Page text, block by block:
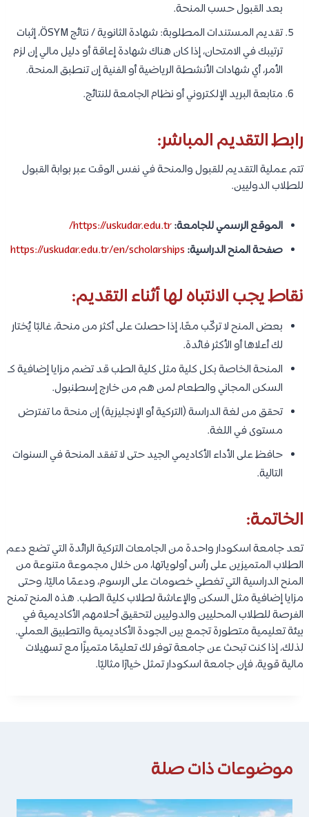
بعد القبول حسب المنحة.
تقديم المستندات المطلوبة: شهادة الثانوية / نتائج ÖSYM، إثبات
ترتيبك في الامتحان، إذا كان هناك شهادة إعاقة أو دليل مالي إن لزم
الأمر، أي شهادات الأنشطة الرياضية أو الفنية إن تنطبق المنحة.
متابعة البريد الإلكتروني أو نظام الجامعة للنتائج.
رابط التقديم المباشر:
تتم عملية التقديم للقبول والمنحة في نفس الوقت عبر بوابة القبول
للطلاب الدوليين.
الموقع الرسمي للجامعة:https://uskudar.edu.tr/
صفحة المنح الدراسية: https://uskudar.edu.tr/en/scholarships
نقاط يجب الانتباه لها أثناء التقديم:
بعض المنح لا تركّب معًا، إذا حصلت على أكثر من منحة، غالبًا يُختار
لك أعلاها أو الأكثر فائدة.
المنحة الخاصة بكل كلية مثل كلية الطب قد تضم مزايا إضافية كـ
السكن المجاني والطعام لمن هم من خارج إسطنبول.
تحقق من لغة الدراسة (التركية أو الإنجليزية) إن منحة ما تفترض
مستوى في اللغة.
حافظ على الأداء الأكاديمي الجيد حتى لا تفقد المنحة في السنوات
التالية.
الخاتمة:
تعد جامعة اسكودار واحدة من الجامعات التركية الرائدة التي تضع دعم
الطلاب المتميزين على رأس أولوياتها، من خلال مجموعة متنوعة من
المنح الدراسية التي تغطي خصومات على الرسوم، ودعمًا ماليًا، وحتى
مزايا إضافية مثل السكن والإعاشة لطلاب كلية الطب. هذه المنح تمنح
الفرصة للطلاب المحليين والدوليين لتحقيق أحلامهم الأكاديمية في
بيئة تعليمية متطورة تجمع بين الجودة الأكاديمية والتطبيق العملي.
لذلك، إذا كنت تبحث عن جامعة توفر لك تعليمًا متميزًا مع تسهيلات
مالية قوية، فإن جامعة اسكودار تمثل خيارًا مثاليًا.
موضوعات ذات صلة